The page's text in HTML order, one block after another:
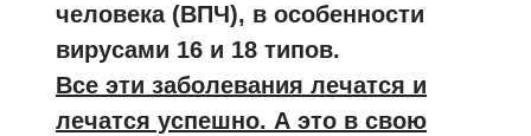
человека (ВПЧ), в особенности
вирусами 16 и 18 типов.
Все эти заболевания лечатся и
лечатся успешно. А это в свою